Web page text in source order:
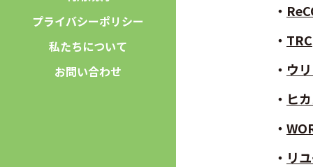
プライバシーポリシー
私たちについて
お問い合わせ
TRC
ウ
ヒ
リ